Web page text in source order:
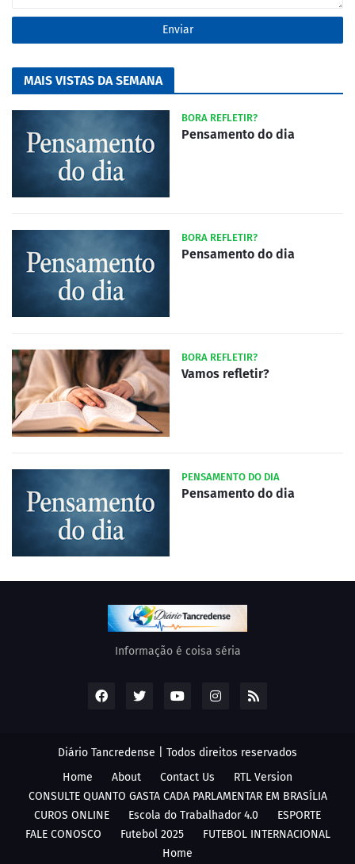
MAIS VISTAS DA SEMANA
BORA REFLETIR?
Pensamento do dia
BORA REFLETIR?
Pensamento do dia
BORA REFLETIR?
Vamos refletir?
PENSAMENTO DO DIA
Pensamento do dia
Informação é coisa séria
Diário Tancredense | Todos direitos reservados
Home
About Contact Us
RTL Version
CONSULTE QUANTO GASTA CADA PARLAMENTAR EM BRASÍLIA
CUROS ONLINE
Escola do Trabalhador 4.0
ESPORTE
FALE CONOSCO
Futebol 2025
FUTEBOL INTERNACIONAL
Home